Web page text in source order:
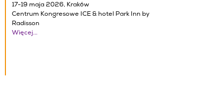
17-19 maja 2026, Kraków
Centrum Kongresowe ICE & hotel Park Inn by
Radisson
Więcej...